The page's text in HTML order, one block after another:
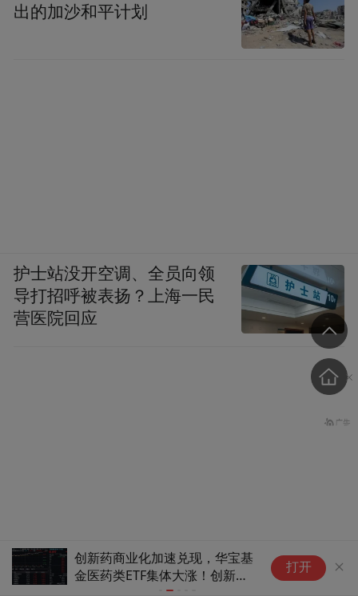
超跌反弹or趋势反转？8月刚过
一周，这些个股已率先反包7月
中信证券：
开始走稳
打开
出的加沙和平计划
护士站没开空调、全员向领
导打招呼被表扬？上海一民
营医院回应
国防部征兵办公室印发职业
准则，明确25条道德规范